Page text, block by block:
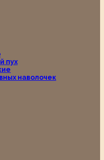
пух
наволочек